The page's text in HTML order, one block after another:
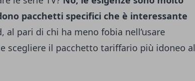
pacchetti specifici che è interessante
al pari di chi ha meno fobia nell’usare
scegliere il pacchetto tariffario più idoneo al